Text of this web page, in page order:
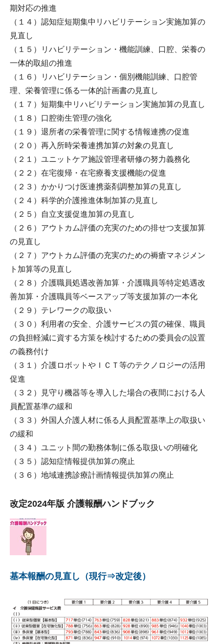
期対応の推進
（１４）認知症短期集中リハビリテーション実施加算の
見直し
（１５）リハビリテーション・機能訓練、口腔、栄養の
一体的取組の推進
（１６）リハビリテーション・個別機能訓練、口腔管
理、栄養管理に係る一体的計画書の見直し
（１７）短期集中リハビリテーション実施加算の見直し
（１８）口腔衛生管理の強化
（１９）退所者の栄養管理に関する情報連携の促進
（２０）再入所時栄養連携加算の対象の見直し
（２１）ユニットケア施設管理者研修の努力義務化
（２２）在宅復帰・在宅療養支援機能の促進
（２３）かかりつけ医連携薬剤調整加算の見直し
（２４）科学的介護推進体制加算の見直し
（２５）自立支援促進加算の見直し
（２６）アウトカム評価の充実のための排せつ支援加算
の見直し
（２７）アウトカム評価の充実のための褥瘡マネジメン
ト加算等の見直し
（２８）介護職員処遇改善加算・介護職員等特定処遇改
善加算・介護職員等ベースアップ等支援加算の一本化
（２９）テレワークの取扱い
（３０）利用者の安全、介護サービスの質の確保、職員
の負担軽減に資する方策を検討するための委員会の設置
の義務付け
（３１）介護ロボットやＩＣＴ等のテクノロジーの活用
促進
（３２）見守り機器等を導入した場合の夜間における人
員配置基準の緩和
（３３）外国人介護人材に係る人員配置基準上の取扱い
の緩和
（３４）ユニット間の勤務体制に係る取扱いの明確化
（３５）認知症情報提供加算の廃止
（３６）地域連携診療計画情報提供加算の廃止
改定2024年版 介護報酬ハンドブック
基本報酬の見直し（現行⇒改定後）